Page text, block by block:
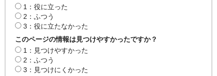
1：役に立った
2：ふつう
3：役に立たなかった
このページの情報は見つけやすかったですか？
1：見つけやすかった
2：ふつう
3：見つけにくかった